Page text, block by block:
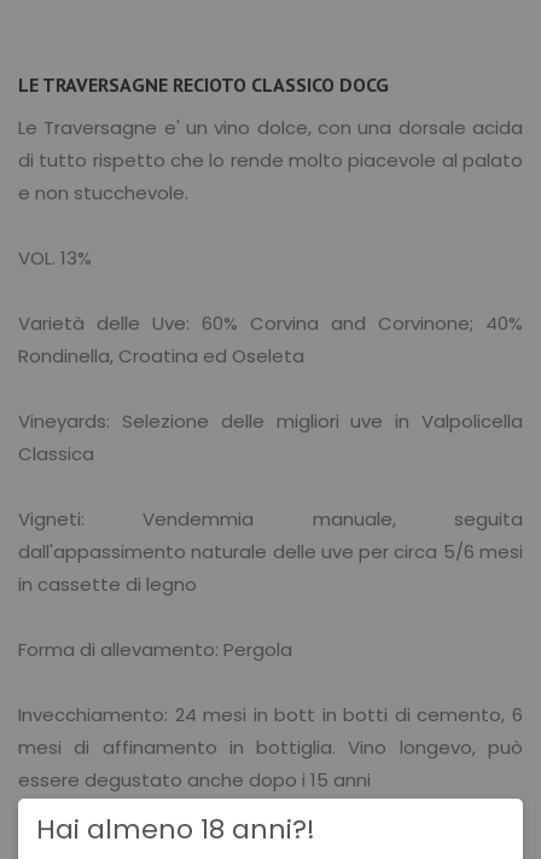
LE TRAVERSAGNE RECIOTO CLASSICO DOCG
​Le Traversagne e' un vino dolce, con una dorsale acida
di tutto rispetto che lo rende molto piacevole al palato
e non stucchevole.
VOL. 13%
Varietà delle Uve: 60% Corvina and Corvinone; 40%
Rondinella, Croatina ed Oseleta
Vineyards: Selezione delle migliori uve in Valpolicella
Classica
Vigneti: Vendemmia manuale, seguita
dall'appassimento naturale delle uve per circa 5/6 mesi
in cassette di legno
Forma di allevamento: Pergola
Invecchiamento: 24 mesi in bott in botti di cemento, 6
mesi di affinamento in bottiglia. Vino longevo, può
essere degustato anche dopo i 15 anni
Abbinamento: Ideale con la pasticceria secca,
Hai almeno 18 anni?!